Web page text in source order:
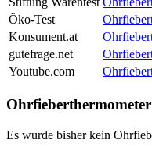
Öko-Test
Konsument.at
gutefrage.net
Youtube.com
Ohrfieberthermometer
Es wurde bisher kein